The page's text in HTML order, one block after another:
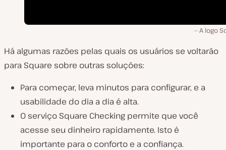
A logo
Há algumas razões pelas quais os usuários se voltarão
para Square sobre outras soluções:
Para começar, leva minutos para configurar, e a
usabilidade do dia a dia é alta.
O serviço Square Checking permite que você
acesse seu dinheiro rapidamente. Isto é
importante para o conforto e a confiança.